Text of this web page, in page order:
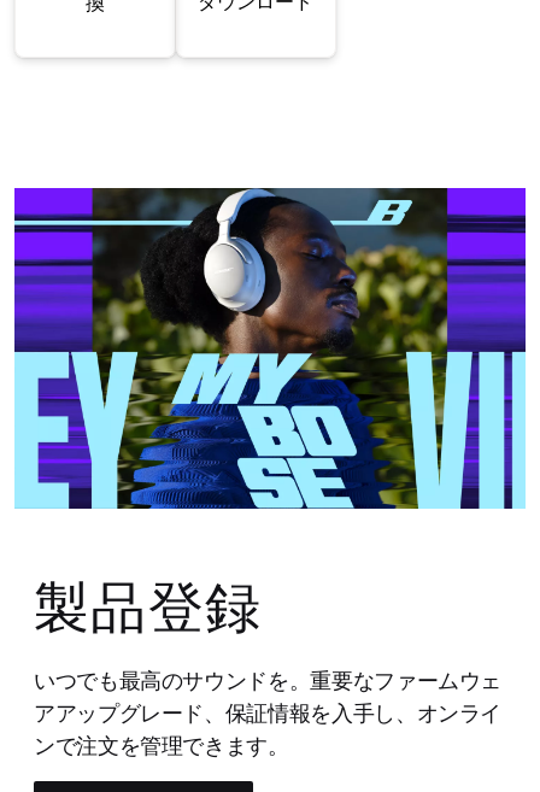
製品登録
いつでも最高のサウンドを。重要なファームウェ
アアップグレード、保証情報を入手し、オンライ
ンで注文を管理できます。